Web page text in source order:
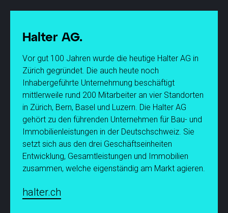
Halter AG.
Vor gut 100 Jahren wurde die heutige Halter AG in
Zürich gegründet. Die auch heute noch
Inhabergeführte Unternehmung beschäftigt
mittlerweile rund 200 Mitarbeiter an vier Standorten
in Zürich, Bern, Basel und Luzern. Die Halter AG
gehört zu den führenden Unternehmen für Bau- und
Immobilienleistungen in der Deutschschweiz. Sie
setzt sich aus den drei Geschäftseinheiten
Entwicklung, Gesamtleistungen und Immobilien
zusammen, welche eigenständig am Markt agieren.
halter.ch